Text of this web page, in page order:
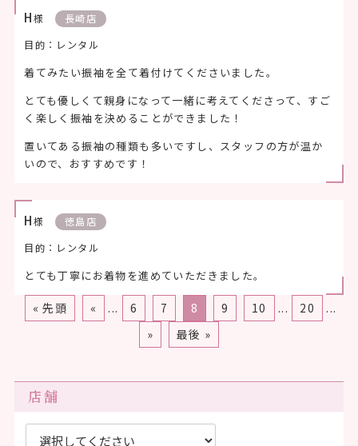
H様
長崎店
目的：レンタル
着てみたい振袖を全て着付けてくださいました。
とても優しくて親身になって一緒に考えてくださって、すご
く楽しく振袖を決めることができました！
置いてある振袖の種類も多いですし、スタッフの方が温か
いので、おすすめです！
H様
徳島店
目的：レンタル
とても丁寧にお着物を進めていただきました。
« 先頭 « ... 6 7 8 9 10 ... 20
...
»
最後 »
店舗